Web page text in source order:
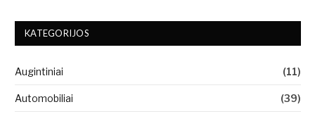
KATEGORIJOS
Augintiniai (11)
Automobiliai (39)